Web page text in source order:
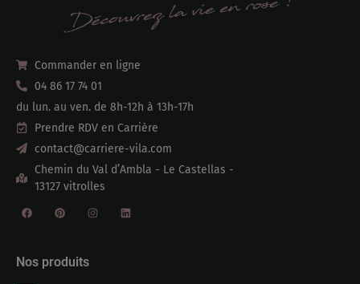
Commander en ligne
04 86 17 74 01
du lun. au ven. de 8h-12h à 13h-17h
Prendre RDV en Carrière
contact@carriere-vila.com
Chemin du Val d’Ambla - Le Castellas -
13127 vitrolles
Nos produits